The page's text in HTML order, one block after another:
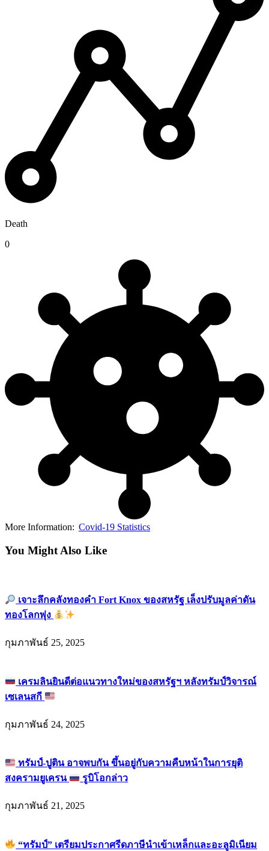
Death
0
More Information: Covid-19 Statistics
You Might Also Like
เจาะลึกคลังทองคำ Fort Knox ของสหรัฐ เล็งปรับมูลค่าดัน
ทองโลกพุ่ง
กุมภาพันธ์ 25, 2025
เครมลินยินดีต่อแนวทางใหม่ของสหรัฐฯ หลังทรัมป์วิจารณ์
เซเลนสกี
กุมภาพันธ์ 24, 2025
ทรัมป์-ปูติน อาจพบกัน ขึ้นอยู่กับความคืบหน้าในการยุติ
สงครามยูเครน
รูบิโอกล่าว
กุมภาพันธ์ 21, 2025
“ทรัมป์” เตรียมประกาศรีดภาษีนำเข้าเหล็กและอะลูมิเนียม